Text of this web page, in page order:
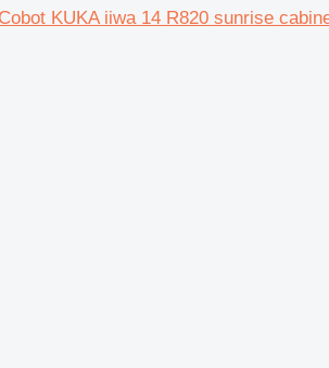
KUKA iiwa 14 R820 sunrise